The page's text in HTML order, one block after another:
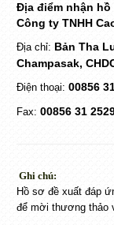
Địa điểm nhận hồ
Công ty TNHH
Địa chỉ: Bản Tha
Champasak,
Điện thoại: 00856
Fax: 00856 31
Ghi chú:
Hồ sơ đề xuất đáp
để mời thương thảo